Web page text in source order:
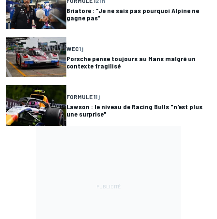
Briatore : "Je ne sais pas pourquoi Alpine ne
gagne pas"
WEC1 j
Porsche pense toujours au Mans malgré un
contexte fragilisé
FORMULE 11 j
Lawson : le niveau de Racing Bulls "n'est plus
une surprise"